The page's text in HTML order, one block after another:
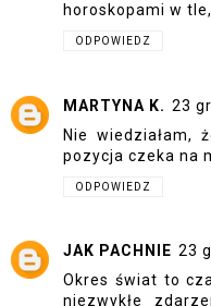
horoskopami w
ODPOWIEDZ
MARTYNA K. 23
Nie wiedziałam,
pozycja czeka na
ODPOWIEDZ
JAK PACHNIE 23
Okres świat to
niezwykłe